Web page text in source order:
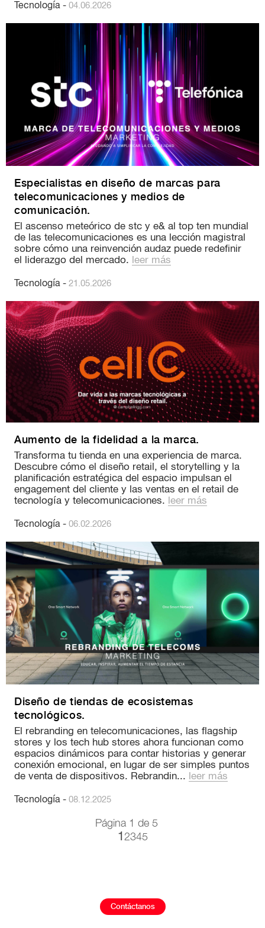
Tecnología - 04.06.2026
Especialistas en diseño de marcas para
telecomunicaciones y medios de
comunicación.
El ascenso meteórico de stc y e& al top ten mundial
de las telecomunicaciones es una lección magistral
sobre cómo una reinvención audaz puede redefinir
el liderazgo del mercado.
leer más
Tecnología - 21.05.2026
Aumento de la fidelidad a la marca.
Transforma tu tienda en una experiencia de marca.
Descubre cómo el diseño retail, el storytelling y la
planificación estratégica del espacio impulsan el
engagement del cliente y las ventas en el retail de
tecnología y telecomunicaciones.
leer más
Tecnología - 06.02.2026
Diseño de tiendas de ecosistemas
tecnológicos.
El rebranding en telecomunicaciones, las flagship
stores y los tech hub stores ahora funcionan como
espacios dinámicos para contar historias y generar
conexión emocional, en lugar de ser simples puntos
de venta de dispositivos. Rebrandin...
leer más
Tecnología - 08.12.2025
Página 1 de 5
1 2345
Contáctanos